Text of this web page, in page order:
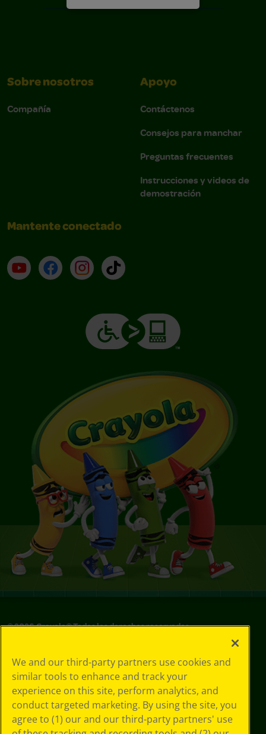
Sobre nosotros
Compañía
Apoyo
Contáctenos
Consejos para manchar
Preguntas frecuentes
Instrucciones y videos de
demostración
Mantente conectado
YouTube (en inglés)
Facebook (en inglés)
Instagram (en inglés)
TikTok
©2026Crayola® Todos los derechos reservados.
de privacidad
Política de
privacidad
Términos de SMS
GDPR
Aviso de
We and our third-party partners use cookies and
similar tools to enhance and track your
experience on this site, perform analytics, and
conduct targeted marketing. By using the site, you
agree to (1) our and our third-party partners' use